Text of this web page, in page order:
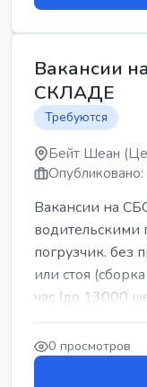
Вакансии
СКЛАДЕ
Требуются
Бейт Шеан
Вакансии на
водительскими
погрузчик. без
или стоя
час (до 13000
0 просмотров